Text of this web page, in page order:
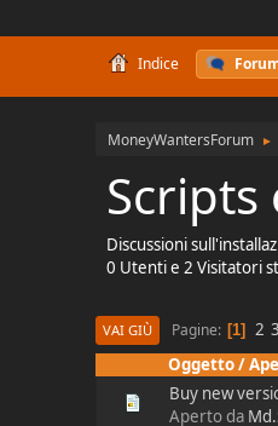
Indice
MoneyWantersForum ►
Scripts
Discussioni
0 Utenti e 2 Visitatori
VAI GIÙ Pagine 1 2 3
Oggetto/
Buy new
Aperto da